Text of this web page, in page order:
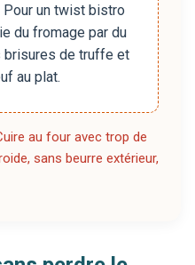
Pour un twist bistro
du fromage par du
brisures de truffe et
au plat.
au four avec trop de
sans beurre extérieur,